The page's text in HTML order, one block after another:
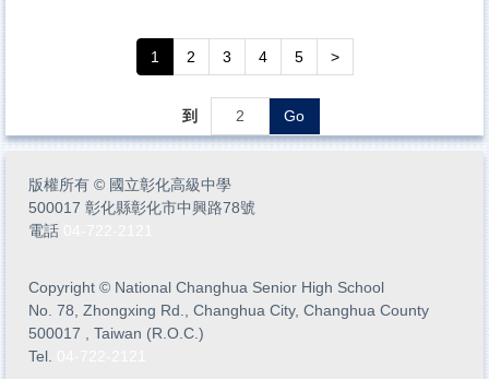
1 2 3 4 5 >
到 Go
版權所有 © 國立彰化高級中學
500017 彰化縣彰化市中興路78號
電話
Copyright © National Changhua Senior High School
No. 78, Zhongxing Rd., Changhua City, Changhua County
500017 , Taiwan (R.O.C.)
Tel.